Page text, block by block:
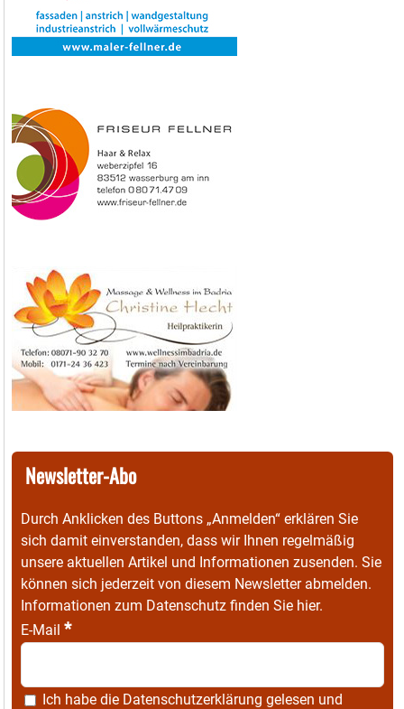
Newsletter-Abo
Durch Anklicken des Buttons „Anmelden“ erklären Sie
sich damit einverstanden, dass wir Ihnen regelmäßig
unsere aktuellen Artikel und Informationen zusenden. Sie
können sich jederzeit von diesem Newsletter abmelden.
Informationen zum Datenschutz finden Sie hier.
E-Mail *
Ich habe die Datenschutzerklärung gelesen und